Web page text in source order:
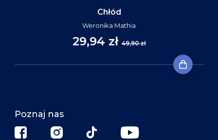
Chłód
Weronika Mathia
29,94 zł 49,90 zł
Poznaj nas